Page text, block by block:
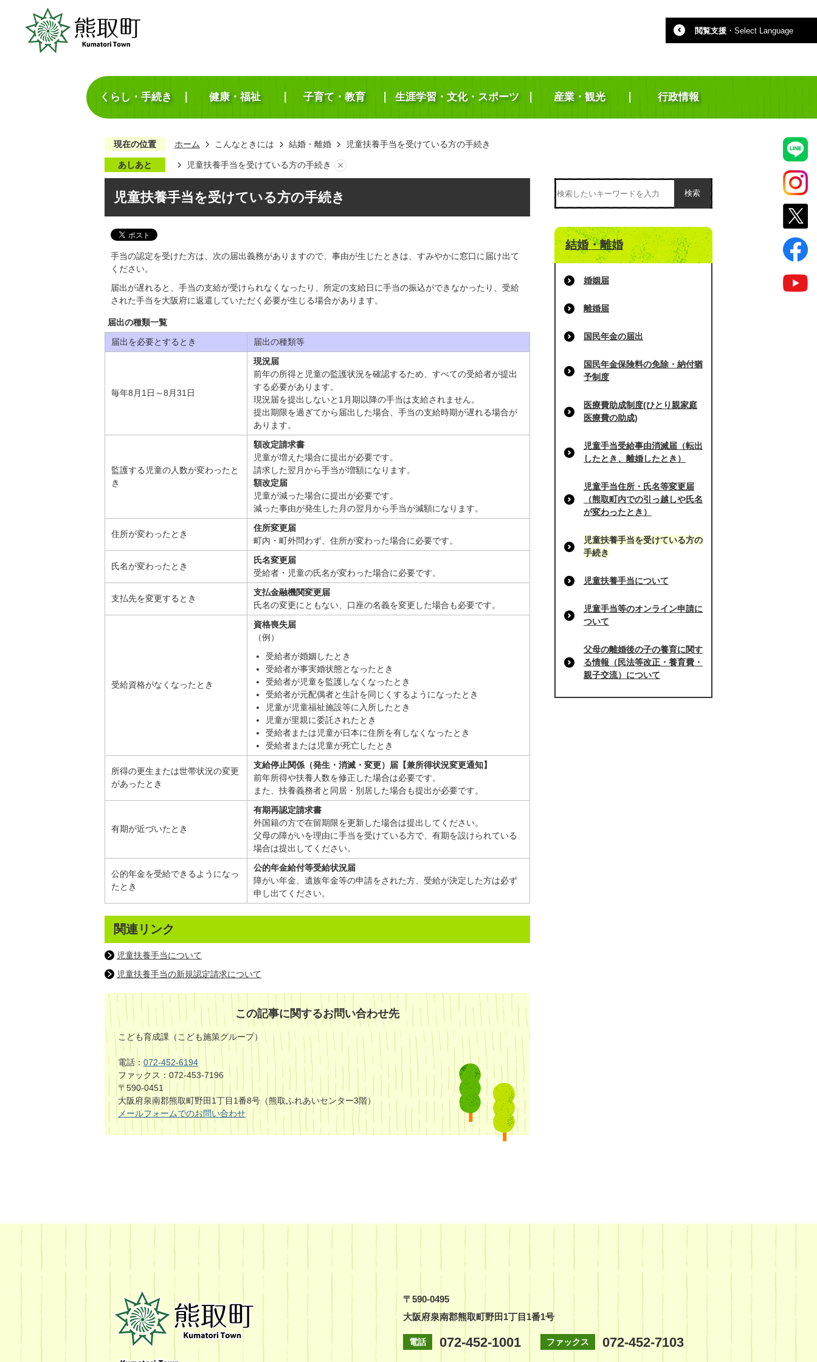
閲覧支援 ・ Select Language
くらし・手続き 健康・福祉 子育て・教育 生涯学習・文化・スポーツ 産業・観光 行政情報
現在の位置 ホーム こんなときには 結婚・離婚 児童扶養手当を受けている方の手続き
あしあと 児童扶養手当を受けている方の手続き
児童扶養手当を受けている方の手続き
手当の認定を受けた方は、次の届出義務がありますので、事由が生じたときは、すみやかに窓口に届け出て
ください。
届出が遅れると、手当の支給が受けられなくなったり、所定の支給日に手当の振込ができなかったり、受給
された手当を大阪府に返還していただく必要が生じる場合があります。
届出の種類一覧
届出を必要とするとき
届出の種類等
毎年8月1日～8月31日
現況届
前年の所得と児童の監護状況を確認するため、すべての受給者が提出
する必要があります。
現況届を提出しないと1月期以降の手当は支給されません。
提出期限を過ぎてから届出した場合、手当の支給時期が遅れる場合が
あります。
監護する児童の人数が変わったと
き
額改定請求書
児童が増えた場合に提出が必要です。
請求した翌月から手当が増額になります。
額改定届
児童が減った場合に提出が必要です。
減った事由が発生した月の翌月から手当が減額になります。
住所が変わったとき
住所変更届
町内・町外問わず、住所が変わった場合に必要です。
氏名が変わったとき
氏名変更届
受給者・児童の氏名が変わった場合に必要です。
支払先を変更するとき
支払金融機関変更届
氏名の変更にともない、口座の名義を変更した場合も必要です。
受給資格がなくなったとき
資格喪失届
（例）
受給者が婚姻したとき
受給者が事実婚状態となったとき
受給者が児童を監護しなくなったとき
受給者が元配偶者と生計を同じくするようになったとき
児童が児童福祉施設等に入所したとき
児童が里親に委託されたとき
受給者または児童が日本に住所を有しなくなったとき
受給者または児童が死亡したとき
所得の更生または世帯状況の変更
があったとき
支給停止関係（発生・消滅・変更）届【兼所得状況変更通知】
前年所得や扶養人数を修正した場合は必要です。
また、扶養義務者と同居・別居した場合も提出が必要です。
有期が近づいたとき
有期再認定請求書
外国籍の方で在留期限を更新した場合は提出してください。
父母の障がいを理由に手当を受けている方で、有期を設けられている
場合は提出してください。
公的年金を受給できるようになっ
たとき
公的年金給付等受給状況届
障がい年金、遺族年金等の申請をされた方、受給が決定した方は必ず
申し出てください。
関連リンク
児童扶養手当について
児童扶養手当の新規認定請求について
この記事に関するお問い合わせ先
こども育成課（こども施策グループ）
電話： 072-452-6194
ファックス：072-453-7196
〒590-0451
大阪府泉南郡熊取町野田1丁目1番8号（熊取ふれあいセンター3階）
メールフォームでのお問い合わせ
検索
結婚・離婚
婚姻届
離婚届
国民年金の届出
国民年金保険料の免除・納付猶
予制度
医療費助成制度(ひとり親家庭
医療費の助成)
児童手当受給事由消滅届（転出
したとき、離婚したとき）
児童手当住所・氏名等変更届
（熊取町内での引っ越しや氏名
が変わったとき）
児童扶養手当を受けている方の
手続き
児童扶養手当について
児童手当等のオンライン申請に
ついて
父母の離婚後の子の養育に関す
る情報（民法等改正・養育費・
親子交流）について
町
Kumatori
Town
Official
Site
〒590-0495
大阪府泉南郡熊取町野田1丁目1番1号
電話 072-452-1001 ファックス 072-452-7103